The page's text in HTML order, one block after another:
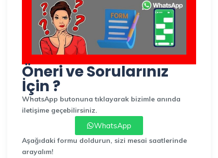
Öneri ve Sorularınız
İçin ?
WhatsApp butonuna tıklayarak bizimle anında
iletişime geçebilirsiniz.
WhatsApp
Aşağıdaki formu doldurun, sizi mesai saatlerinde
arayalım!